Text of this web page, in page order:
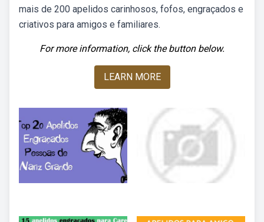
mais de 200 apelidos carinhosos, fofos, engraçados e
criativos para amigos e familiares.
For more information, click the button below.
LEARN MORE